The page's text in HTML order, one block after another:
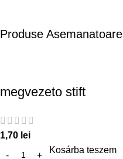
Produse Asemanatoare
megvezeto stift
1,70 lei
Kosárba teszem